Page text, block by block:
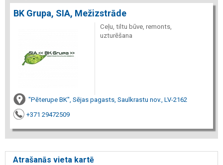
BK Grupa, SIA, Mežizstrāde
Ceļu, tiltu būve, remonts,
uzturēšana
"Pēterupe BK", Sējas pagasts, Saulkrastu nov., LV-2162
+371 29472509
Atrašanās vieta kartē